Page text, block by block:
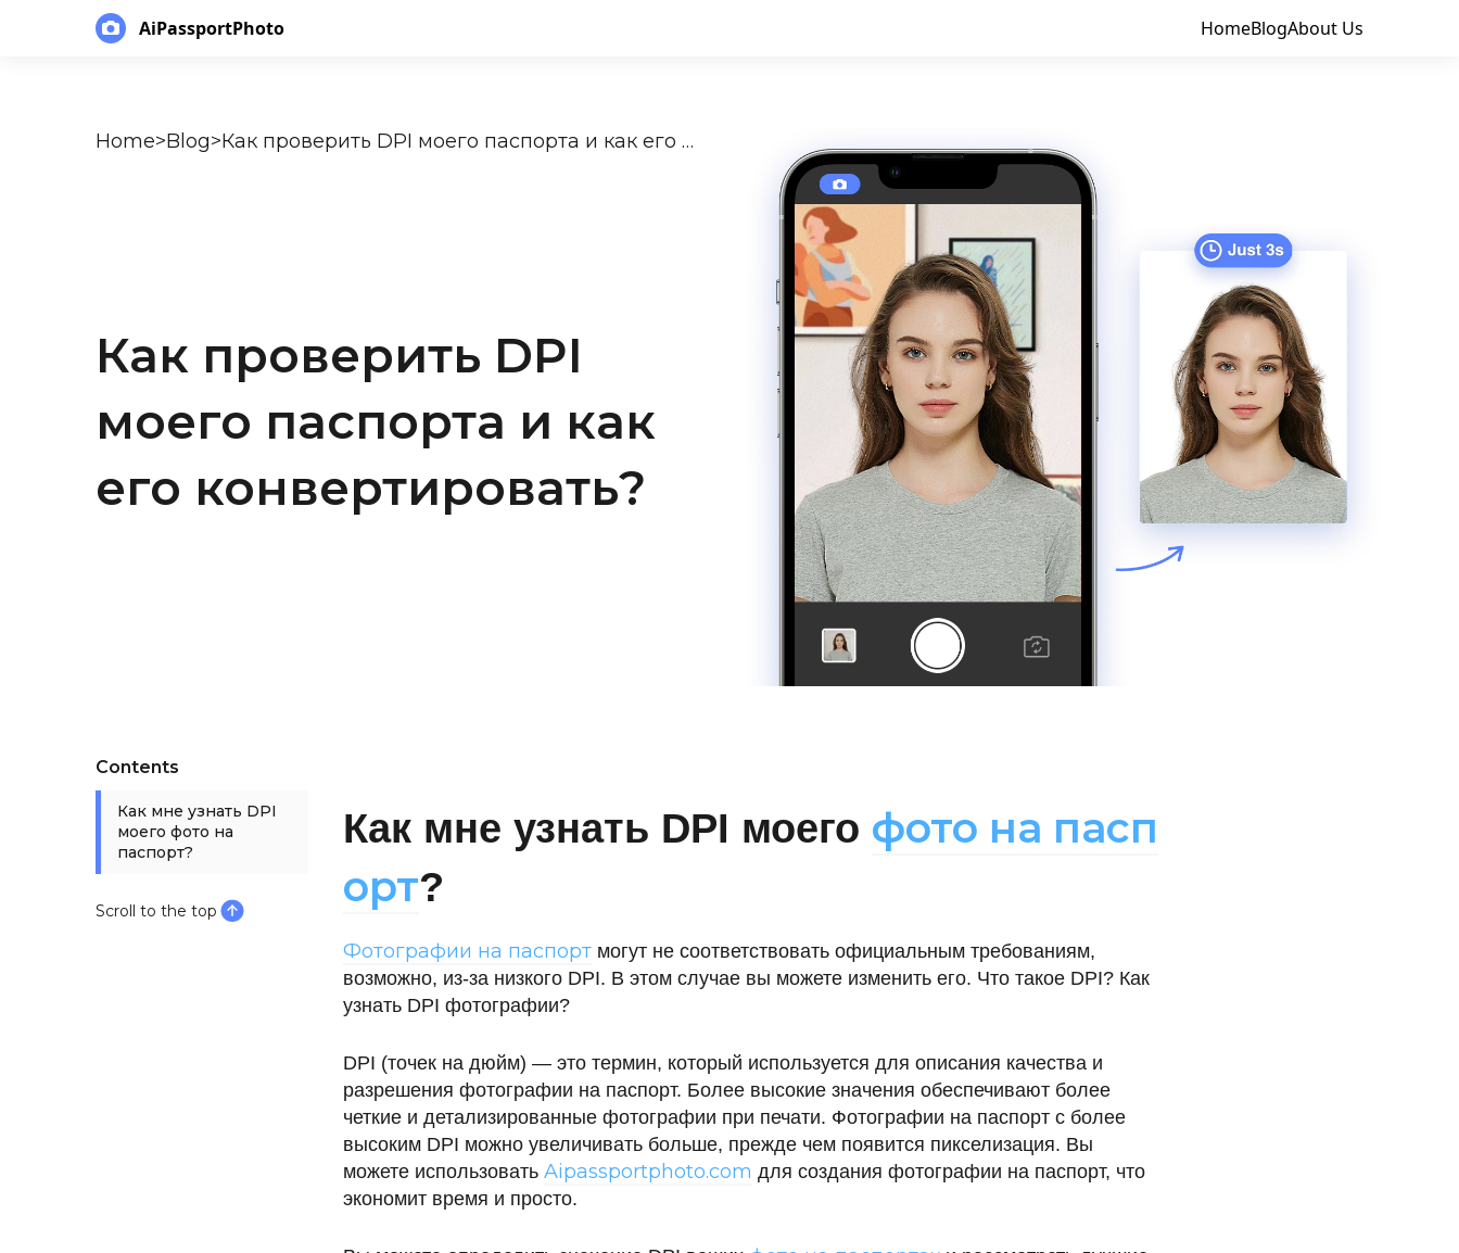
AiPassportPhoto HomeBlogAbout Us
Home>Blog> Как проверить DPI моего паспорта и как его конвертировать?
Как проверить DPI
моего паспорта и как
его конвертировать?
Contents
Как мне узнать DPI
моего фото на
паспорт?
Scroll to the top
Как мне узнать DPI моего фото на пасп
орт?
Фотографии на паспорт могут не соответствовать официальным требованиям,
возможно, из-за низкого DPI. В этом случае вы можете изменить его. Что такое DPI? Как
узнать DPI фотографии?
DPI (точек на дюйм) — это термин, который используется для описания качества и
разрешения фотографии на паспорт. Более высокие значения обеспечивают более
четкие и детализированные фотографии при печати. Фотографии на паспорт с более
высоким DPI можно увеличивать больше, прежде чем появится пикселизация. Вы
можете использоватьAipassportphoto.com для создания фотографии на паспорт, что
экономит время и просто.